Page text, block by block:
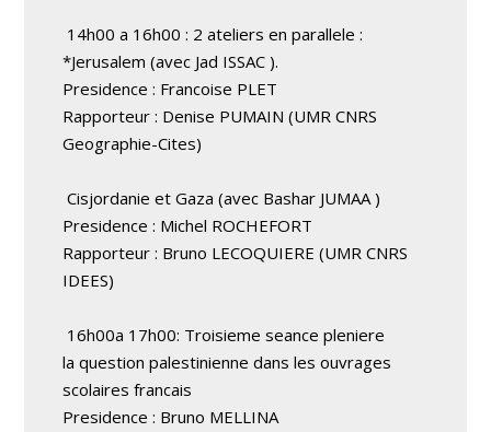
14h00 a 16h00 : 2 ateliers en parallele :
*Jerusalem (avec Jad ISSAC ).
Presidence : Francoise PLET
Rapporteur : Denise PUMAIN (UMR CNRS
Geographie-Cites)
Cisjordanie et Gaza (avec Bashar JUMAA )
Presidence : Michel ROCHEFORT
Rapporteur : Bruno LECOQUIERE (UMR CNRS
IDEES)
16h00a 17h00: Troisieme seance pleniere
la question palestinienne dans les ouvrages
scolaires francais
Presidence : Bruno MELLINA